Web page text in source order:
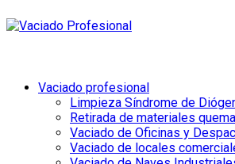
Vaciado profesional
Limpieza Síndrome de
Retirada de materiales
Vaciado de Oficinas y
Vaciado de locales